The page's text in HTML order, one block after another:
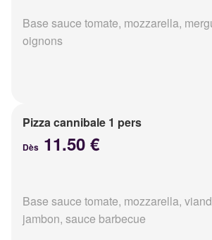
Base sauce tomate, mozzarella,
oignons
Pizza cannibale 1 pers
Dès 11.50 €
Base sauce tomate, mozzarella,
jambon, sauce barbecue